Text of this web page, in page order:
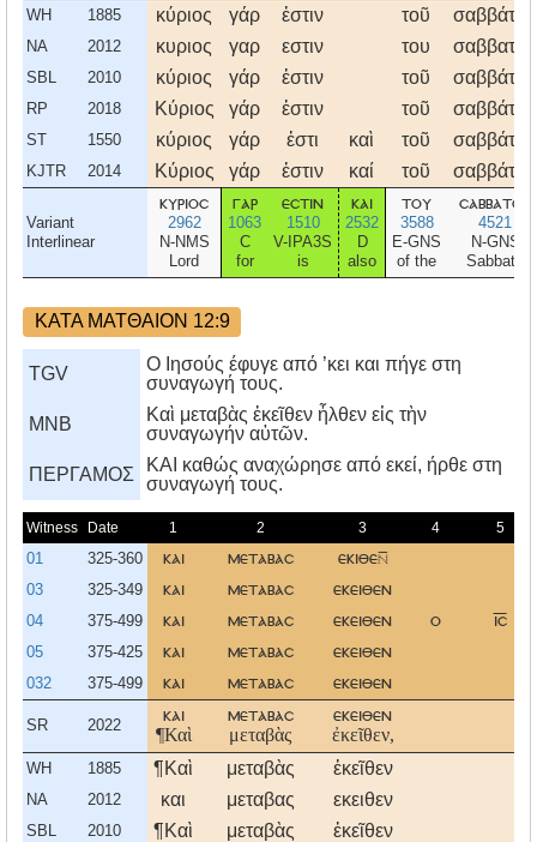
WH 1885 κύριος γάρ ἐστιν τοῦ σαββάτου
NA 2012 κυριος γαρ εστιν του σαββατου
SBL 2010 κύριος γάρ ἐστιν τοῦ σαββάτου
RP 2018 Κύριος γάρ ἐστιν τοῦ σαββάτου
ST 1550 κύριος γάρ ἐστι καὶ τοῦ σαββάτου
KJTR 2014 Κύριος γάρ ἐστιν καί τοῦ σαββάτου
Variant
Interlinear
κυριοσ
2962
N-NMS
Lord
γαρ
1063
C
for
εστιν
1510
V-IPA3S
is
και
2532
D
also
του
3588
E-GNS
of the
σαββατου
4521
N-GNS
Sabbath
ΚΑΤΑ ΜΑΤΘΑΙΟΝ 12:9
TGV
Ο Ιησούς έφυγε από ’κει και πήγε στη
συναγωγή τους.
MNB
Καὶ μεταβὰς ἐκεῖθεν ἦλθεν εἰς τὴν
συναγωγήν αὐτῶν.
ΠΕΡΓΑΜΟΣ
KAI καθώς αναχώρησε από εκεί, ήρθε στη
συναγωγή τους.
Witness Date 1 2 3 4 5
01 325-360 και μεταβασ εκιθε
03 325-349 και μεταβασ εκειθεν
04 375-499 και μεταβασ εκειθεν ο ισ
05 375-425 και μεταβασ εκειθεν
032 375-499 και μεταβασ εκειθεν
SR 2022
και
¶Καὶ
μεταβασ
μεταβὰς
εκειθεν
ἐκεῖθεν,
WH 1885 ¶Καὶ μεταβὰς ἐκεῖθεν
NA 2012 και μεταβας εκειθεν
SBL 2010 ¶Καὶ μεταβὰς ἐκεῖθεν